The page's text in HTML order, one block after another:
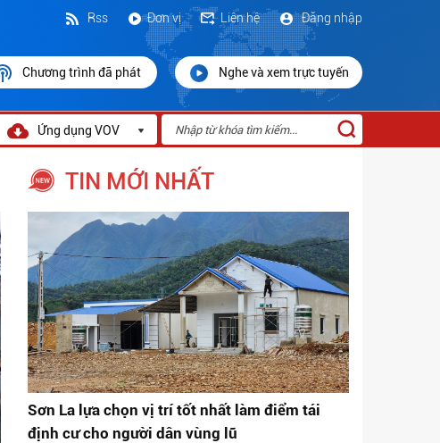
Đăng nhập
Liên hệ
Đơn vị
Rss
Chương trình đã phát Nghe và xem trực tuyến
Ứng dụng VOV
TIN MỚI NHẤT
Sơn La lựa chọn vị trí tốt nhất làm điểm tái
định cư cho người dân vùng lũ